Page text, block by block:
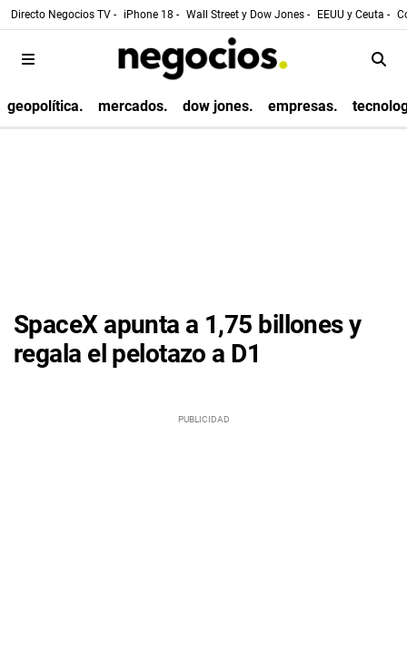
Directo Negocios TV - iPhone 18 - Wall Street y Dow Jones - EEUU y Ceuta -
geopolítica. mercados. dow jones. empresas.
SpaceX apunta a 1,75 billones y
regala el pelotazo a D1